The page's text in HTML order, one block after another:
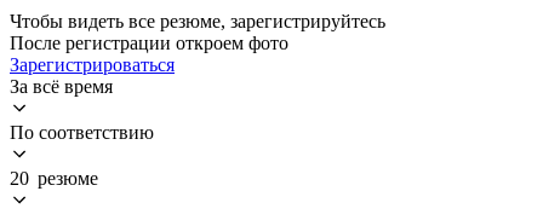
Чтобы видеть все резюме, зарегистрируйтесь
После регистрации откроем фото
Зарегистрироваться
За всё время
По соответствию
20 резюме